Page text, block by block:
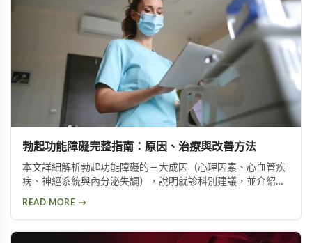
勃起功能障礙完整指南：原因、治療與改善方法
本文詳細解析勃起功能障礙的三大成因（心理因素、心血管疾
病、神經系統與內分泌失調），說明就診科別建議，並介紹威
READ MORE →